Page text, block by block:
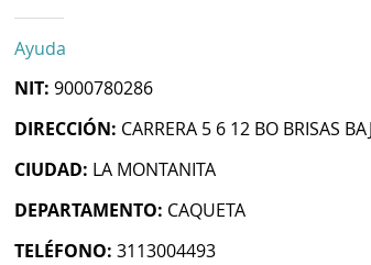
Ayuda
NIT: 9000780286
DIRECCIÓN: CARRERA 5 6 12 BO BRISAS
CIUDAD: LA MONTANITA
DEPARTAMENTO: CAQUETA
TELÉFONO: 3113004493